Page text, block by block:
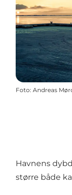
Foto: Andreas
Havnens
større både